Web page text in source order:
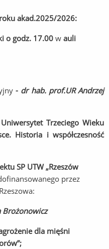
akad.2025/2026:
o godz. 17.00 w auli
- dr hab. prof.UR Andrzej
Trzeciego Wieku
Historia i współczesność
SP UTW„Rzeszów
przez
Brożonowicz
dla mięśni